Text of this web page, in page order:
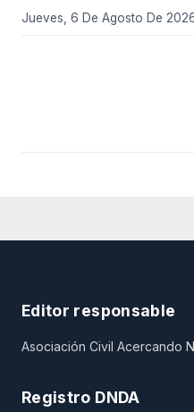
Jueves, 6 De Agosto De
Editor responsable
Asociación Civil Acercando
Registro DNDA